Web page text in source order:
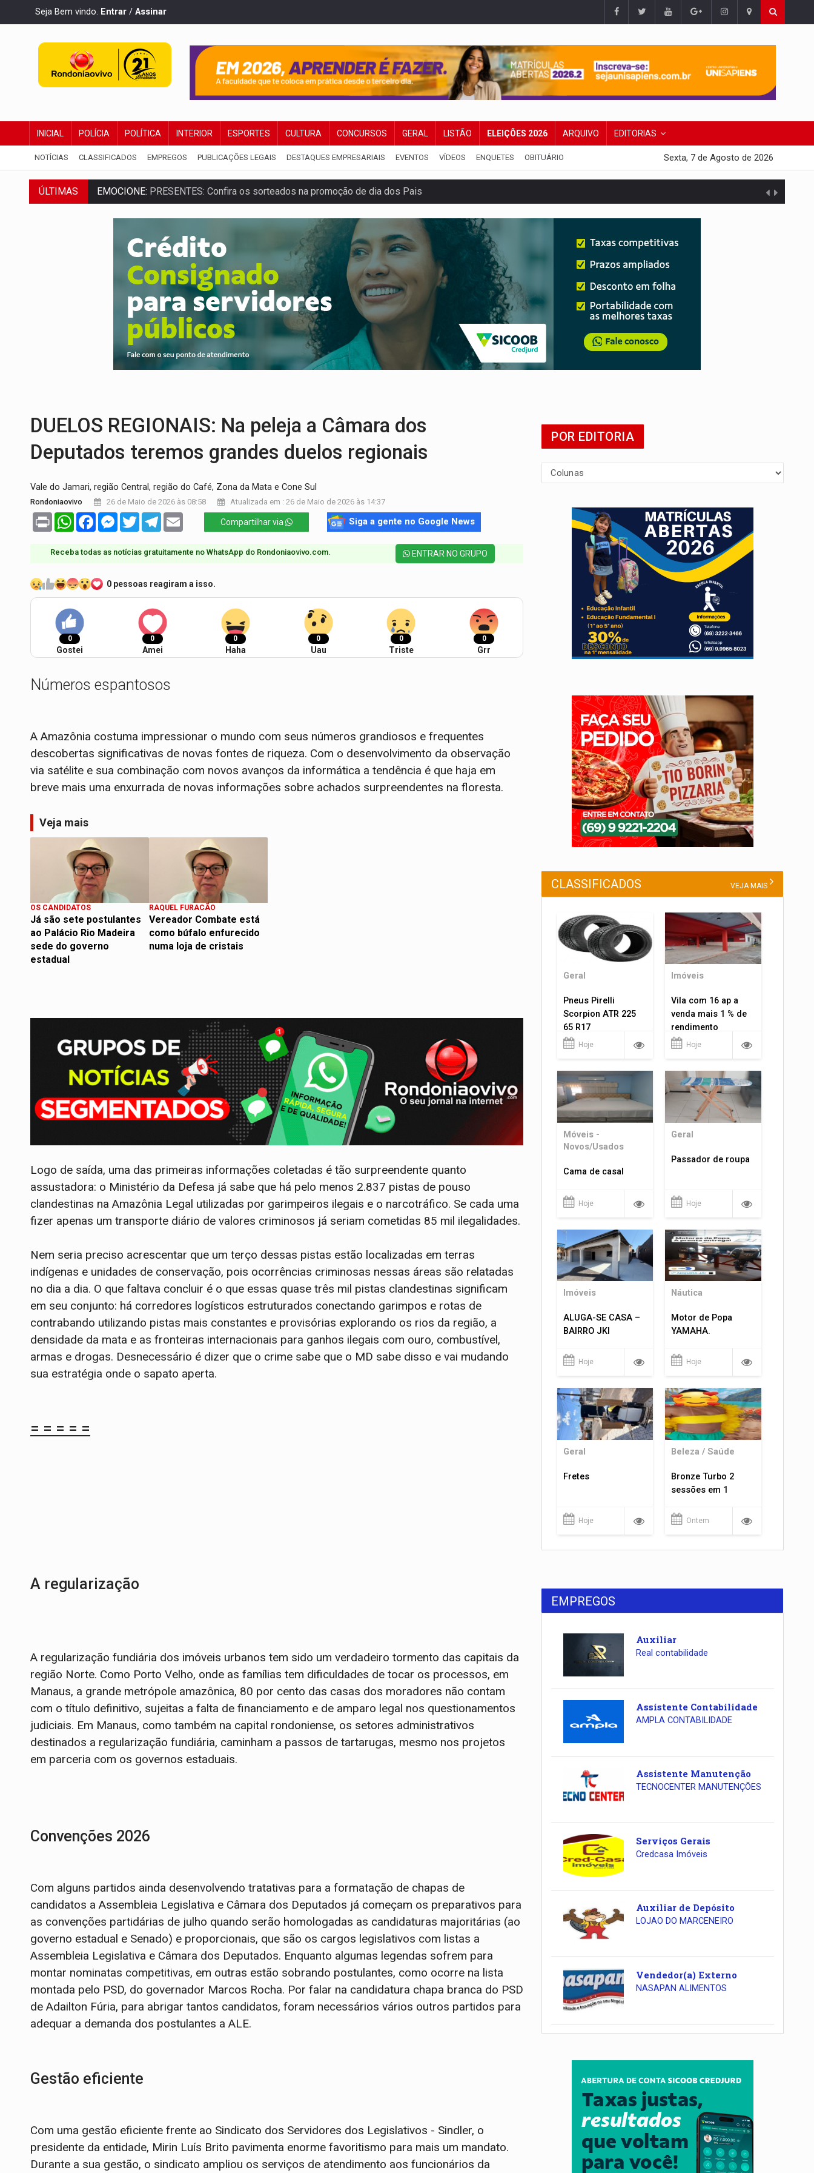
Seja Bem vindo. Entrar / Assinar
INICIAL POLÍCIA POLÍTICA INTERIOR ESPORTES CULTURA CONCURSOS GERAL LISTÃO ELEIÇÕES 2026 ARQUIVO EDITORIAS
NOTÍCIAS CLASSIFICADOS EMPREGOS PUBLICAÇÕES LEGAIS DESTAQUES EMPRESARIAIS EVENTOS VÍDEOS ENQUETES OBITUÁRIO Sexta, 7 de Agosto de 2026
ÚLTIMAS EMOCIONE: PRESENTES: Confira os sorteados na promoção de dia dos Pais
VOVÔ LADRÃO:Idoso é filmado furtando bicicleta na frente de comércio
JUSTIÇA:Comarca de Nova Mamoré terá seu primeiro júri popular
ADAILTON FÚRIA: Assessoria denuncia suposto ataque com perfis falsos no Instagram
Motoboy de delivery sofre fratura após mulher avançar preferencial
ELEIÇÕES 2026: Ulisses Guimarães e as nuvens no céu de Rondônia – Por Daniel Pereira
DECISÃO REVISADA: Nunes Marques reduz pena de Acir Gurgacz e declara punibilidade extinta
CONEXÃO RONDONIAOVIVO:Museólogo Antônio Ocampo lança livro sobre a Madeira-Mamoré
DUELOS REGIONAIS: Na peleja a Câmara dos
Deputados teremos grandes duelos regionais
Vale do Jamari, região Central, região do Café, Zona da Mata e Cone Sul
Rondoniaovivo 26 de Maio de 2026 às 08:58 Atualizada em : 26 de Maio de 2026 às 14:37
Print WhatsAppFacebookMessenger
TwitterTelegram Compartilhar via Siga a gente no Google News
Receba todas as notícias gratuitamente no WhatsApp do Rondoniaovivo.com.​ ENTRAR NO GRUPO
0 pessoas reagiram a isso.
0
Gostei
0
Amei
0
Haha
0
Uau
0
Triste
0
Grr
Números espantosos
A Amazônia costuma impressionar o mundo com seus números grandiosos e frequentes
descobertas significativas de novas fontes de riqueza. Com o desenvolvimento da observação
via satélite e sua combinação com novos avanços da informática a tendência é que haja em
breve mais uma enxurrada de novas informações sobre achados surpreendentes na floresta.
Veja mais
OS CANDIDATOS
Já são sete postulantes
ao Palácio Rio Madeira
sede do governo
estadual
RAQUEL FURACÃO
Vereador Combate está
como búfalo enfurecido
numa loja de cristais
Logo de saída, uma das primeiras informações coletadas é tão surpreendente quanto
assustadora: o Ministério da Defesa já sabe que há pelo menos 2.837 pistas de pouso
clandestinas na Amazônia Legal utilizadas por garimpeiros ilegais e o narcotráfico. Se cada uma
fizer apenas um transporte diário de valores criminosos já seriam cometidas 85 mil ilegalidades.
Nem seria preciso acrescentar que um terço dessas pistas estão localizadas em terras
indígenas e unidades de conservação, pois ocorrências criminosas nessas áreas são relatadas
no dia a dia. O que faltava concluir é o que essas quase três mil pistas clandestinas significam
em seu conjunto: há corredores logísticos estruturados conectando garimpos e rotas de
contrabando utilizando pistas mais constantes e provisórias explorando os rios da região, a
densidade da mata e as fronteiras internacionais para ganhos ilegais com ouro, combustível,
armas e drogas. Desnecessário é dizer que o crime sabe que o MD sabe disso e vai mudando
sua estratégia onde o sapato aperta.
= = = = =
A regularização
A regularização fundiária dos imóveis urbanos tem sido um verdadeiro tormento das capitais da
região Norte. Como Porto Velho, onde as famílias tem dificuldades de tocar os processos, em
Manaus, a grande metrópole amazônica, 80 por cento das casas dos moradores não contam
com o título definitivo, sujeitas a falta de financiamento e de amparo legal nos questionamentos
judiciais. Em Manaus, como também na capital rondoniense, os setores administrativos
destinados a regularização fundiária, caminham a passos de tartarugas, mesmo nos projetos
em parceria com os governos estaduais.
Convenções 2026
Com alguns partidos ainda desenvolvendo tratativas para a formatação de chapas de
candidatos a Assembleia Legislativa e Câmara dos Deputados já começam os preparativos para
as convenções partidárias de julho quando serão homologadas as candidaturas majoritárias (ao
governo estadual e Senado) e proporcionais, que são os cargos legislativos com listas a
Assembleia Legislativa e Câmara dos Deputados. Enquanto algumas legendas sofrem para
montar nominatas competitivas, em outras estão sobrando postulantes, como ocorre na lista
montada pelo PSD, do governador Marcos Rocha. Por falar na candidatura chapa branca do PSD
de Adailton Fúria, para abrigar tantos candidatos, foram necessários vários outros partidos para
adequar a demanda dos postulantes a ALE.
Gestão eficiente
Com uma gestão eficiente frente ao Sindicato dos Servidores dos Legislativos - Sindler, o
presidente da entidade, Mirin Luís Brito pavimenta enorme favoritismo para mais um mandato.
Durante a sua gestão, o sindicato ampliou os serviços de atendimento aos funcionários da
POR EDITORIA
CLASSIFICADOS VEJA MAIS
Geral
Pneus Pirelli
Scorpion ATR 225
65 R17
Hoje
Imóveis
Vila com 16 ap a
venda mais 1 % de
rendimento
Hoje
Móveis -
Novos/Usados
Cama de casal
Hoje
Geral
Passador de roupa
Hoje
Imóveis
ALUGA-SE CASA –
BAIRRO JKI
Hoje
Náutica
Motor de Popa
YAMAHA.
Hoje
Geral
Fretes
Hoje
Beleza / Saúde
Bronze Turbo 2
sessões em 1
Ontem
EMPREGOS
Auxiliar
Real contabilidade
Assistente Contabilidade
AMPLA CONTABILIDADE
Assistente Manutenção
TECNOCENTER MANUTENÇÕES
Serviços Gerais
Credcasa Imóveis
Auxiliar de Depósito
LOJAO DO MARCENEIRO
Vendedor(a) Externo
NASAPAN ALIMENTOS